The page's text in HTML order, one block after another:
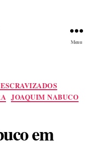
Menu
JOAQUIM NABUCO
em